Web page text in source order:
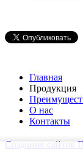
Главная
Продукция
О нас
Контакты
Создание сайтов